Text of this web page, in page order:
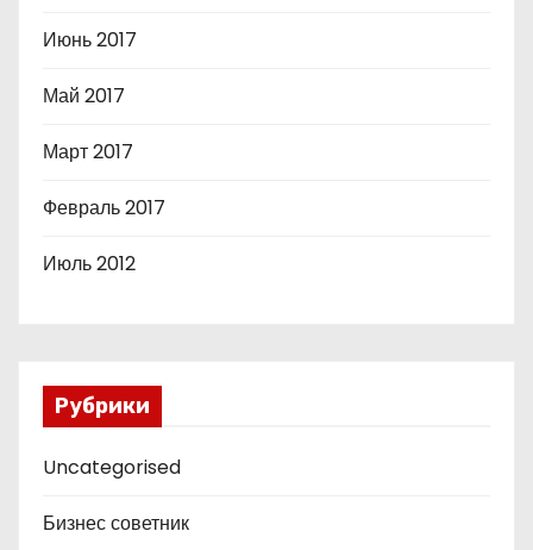
Июнь 2017
Май 2017
Март 2017
Февраль 2017
Июль 2012
Рубрики
Uncategorised
Бизнес советник